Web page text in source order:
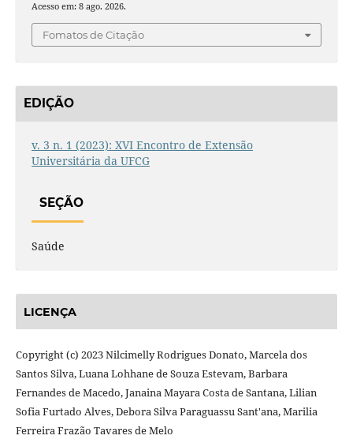
Acesso em: 8 ago. 2026.
Fomatos de Citação
EDIÇÃO
v. 3 n. 1 (2023): XVI Encontro de Extensão
Universitária da UFCG
SEÇÃO
Saúde
LICENÇA
Copyright (c) 2023 Nilcimelly Rodrigues Donato, Marcela dos
Santos Silva, Luana Lohhane de Souza Estevam, Barbara
Fernandes de Macedo, Janaina Mayara Costa de Santana, Lilian
Sofia Furtado Alves, Debora Silva Paraguassu Sant'ana, Marilia
Ferreira Frazão Tavares de Melo